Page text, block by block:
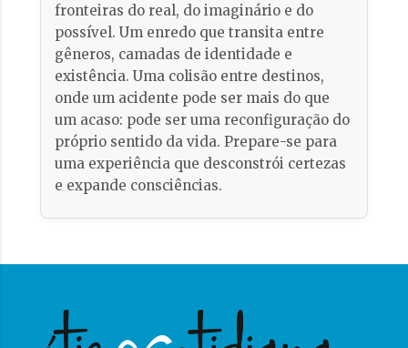
fronteiras do real, do imaginário e do
possível. Um enredo que transita entre
gêneros, camadas de identidade e
existência. Uma colisão entre destinos,
onde um acidente pode ser mais do que
um acaso: pode ser uma reconfiguração do
próprio sentido da vida. Prepare-se para
uma experiência que desconstrói certezas
e expande consciências.